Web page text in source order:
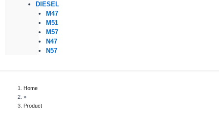
DIESEL
M47
M51
M57
N47
N57
Home
»
Product